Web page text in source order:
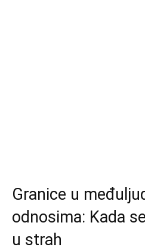
Granice u
odnosima: Kada
u strah